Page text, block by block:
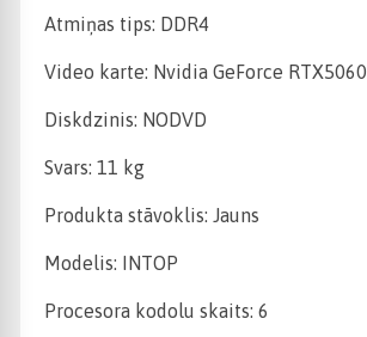
Atmiņas tips: DDR4
Video karte: Nvidia GeForce RTX5060
Diskdzinis: NODVD
Svars: 11 kg
Produkta stāvoklis: Jauns
Modelis: INTOP
Procesora kodolu skaits: 6